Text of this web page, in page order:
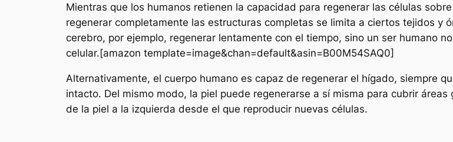
Mientras que los humanos retienen la capacidad para regenerar las células
regenerar completamente las estructuras completas se limita a ciertos tejidos y
cerebro, por ejemplo, regenerar lentamente con el tiempo, sino un ser humano
celular.[amazon template=image&chan=default&asin=B00M54SAQ0]
Alternativamente, el cuerpo humano es capaz de regenerar el hígado, siempre
intacto. Del mismo modo, la piel puede regenerarse a sí misma para cubrir
de la piel a la izquierda desde el que reproducir nuevas células.